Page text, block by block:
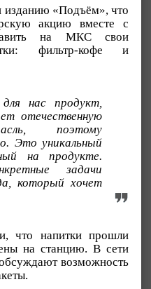
изданию «Подъём», что
акцию вместе с
на МКС свои
фильтр-кофе и
нас продукт,
отечественную
поэтому
Это уникальный
на продукте.
задачи
который хочет
что напитки прошли
на станцию. В сети
возможность